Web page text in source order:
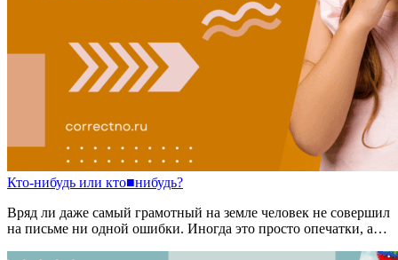
Кто-нибудь или кто■нибудь?
Вряд ли даже самый грамотный на земле человек не совершил
на письме ни одной ошибки. Иногда это просто опечатки, а…